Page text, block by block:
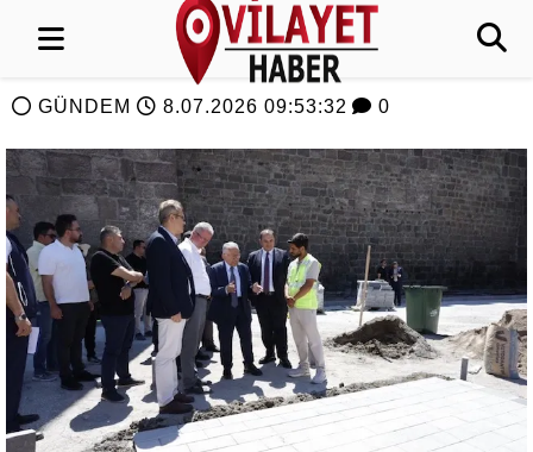
GÜNDEM 8.07.2026 09:53:32 0